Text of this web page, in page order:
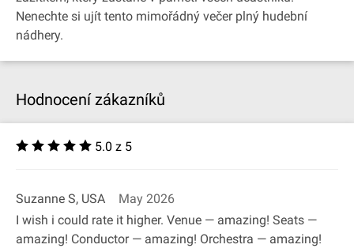
Nenechte si ujít tento mimořádný večer plný hudební
nádhery.
Hodnocení zákazníků
5.0 z 5
Suzanne S, USA
May 2026
I wish i could rate it higher. Venue — amazing! Seats —
amazing! Conductor — amazing! Orchestra — amazing!